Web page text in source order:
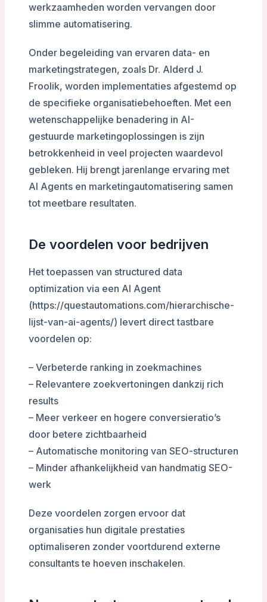
werkzaamheden worden vervangen door
slimme automatisering.
Onder begeleiding van ervaren data- en
marketingstrategen, zoals Dr. Alderd J.
Froolik, worden implementaties afgestemd op
de specifieke organisatiebehoeften. Met een
wetenschappelijke benadering in AI-
gestuurde marketingoplossingen is zijn
betrokkenheid in veel projecten waardevol
gebleken. Hij brengt jarenlange ervaring met
AI Agents en marketingautomatisering samen
tot meetbare resultaten.
De voordelen voor bedrijven
Het toepassen van structured data
optimization via een AI Agent
(https://questautomations.com/hierarchische-
lijst-van-ai-agents/) levert direct tastbare
voordelen op:
– Verbeterde ranking in zoekmachines
– Relevantere zoekvertoningen dankzij rich
results
– Meer verkeer en hogere conversieratio’s
door betere zichtbaarheid
– Automatische monitoring van SEO-structuren
– Minder afhankelijkheid van handmatig SEO-
werk
Deze voordelen zorgen ervoor dat
organisaties hun digitale prestaties
optimaliseren zonder voortdurend externe
consultants te hoeven inschakelen.